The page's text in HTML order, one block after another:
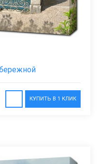
КУПИТЬ В 1 КЛИК